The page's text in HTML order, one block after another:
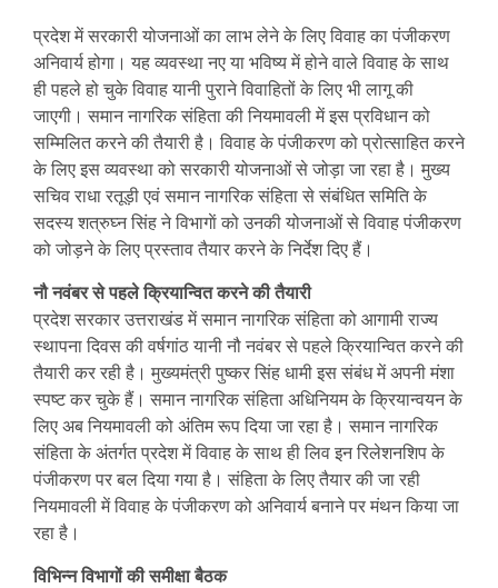
प्रदेश में सरकारी योजनाओं का लाभ लेने के लिए विवाह का पंजीकरण
अनिवार्य होगा। यह व्यवस्था नए या भविष्य में होने वाले विवाह के साथ
ही पहले हो चुके विवाह यानी पुराने विवाहितों के लिए भी लागू की
जाएगी। समान नागरिक संहिता की नियमावली में इस प्रविधान को
सम्मिलित करने की तैयारी है। विवाह के पंजीकरण को प्रोत्साहित करने
के लिए इस व्यवस्था को सरकारी योजनाओं से जोड़ा जा रहा है। मुख्य
सचिव राधा रतूड़ी एवं समान नागरिक संहिता से संबंधित समिति के
सदस्य शत्रुघ्न सिंह ने विभागाें को उनकी योजनाओं से विवाह पंजीकरण
को जोड़ने के लिए प्रस्ताव तैयार करने के निर्देश दिए हैं।
नौ नवंबर से पहले क्रियान्वित करने की तैयारी
प्रदेश सरकार उत्तराखंड में समान नागरिक संहिता को आगामी राज्य
स्थापना दिवस की वर्षगांठ यानी नौ नवंबर से पहले क्रियान्वित करने की
तैयारी कर रही है। मुख्यमंत्री पुष्कर सिंह धामी इस संबंध में अपनी मंशा
स्पष्ट कर चुके हैं। समान नागरिक संहिता अधिनियम के क्रियान्वयन के
लिए अब नियमावली को अंतिम रूप दिया जा रहा है। समान नागरिक
संहिता के अंतर्गत प्रदेश में विवाह के साथ ही लिव इन रिलेशनशिप के
पंजीकरण पर बल दिया गया है। संहिता के लिए तैयार की जा रही
नियमावली में विवाह के पंजीकरण को अनिवार्य बनाने पर मंथन किया जा
रहा है।
विभिन्न विभागों की समीक्षा बैठक